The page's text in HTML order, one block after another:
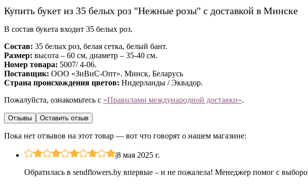
Купить букет из 35 белых роз "Нежные розы" с доставкой в Минске
В состав букета входит 35 белых роз.
Состав: 35 белых роз, белая сетка, белый бант.
Размер: высота – 60 см, диаметр – 35-40 см.
Номер товара: 5007/ 4-06.
Поставщик: ООО «ЗиВиС-Опт». Минск, Беларусь
Страна происхождения цветов: Нидерланды / Эквадор.
Пожалуйста, ознакомьтесь с «Правилами международной доставки».
Отзывы Оставить отзыв
Пока нет отзывов на этот товар — вот что говорят о нашем магазине:
|8 мая 2025 г.
Обратилась в sendflowers.by впервые – и не пожалела! Менеджер помог с